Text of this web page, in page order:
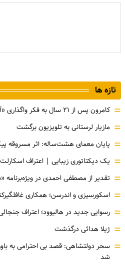
تازه ها
= کامرون پس از ۲۱ سال به فکر واگذاری «آواتار» افتاد
= مازیار لرستانی به تلویزیون برگشت
= پایان معمای هشت‌ساله: اثر مسروقه
= یک دیکتاتوری زیبایی | اعتراف
= تقدیر از مصطفی احمدی در ویژه‌برنامه
= اسکورسیزی و اندرسن؛ همکاری
= رسوایی جدید در هالیوود؛ اعتراف
= ژیلا هدائی درگذشت
= سحر دولتشاهی: قصد بی احترامی به
شد